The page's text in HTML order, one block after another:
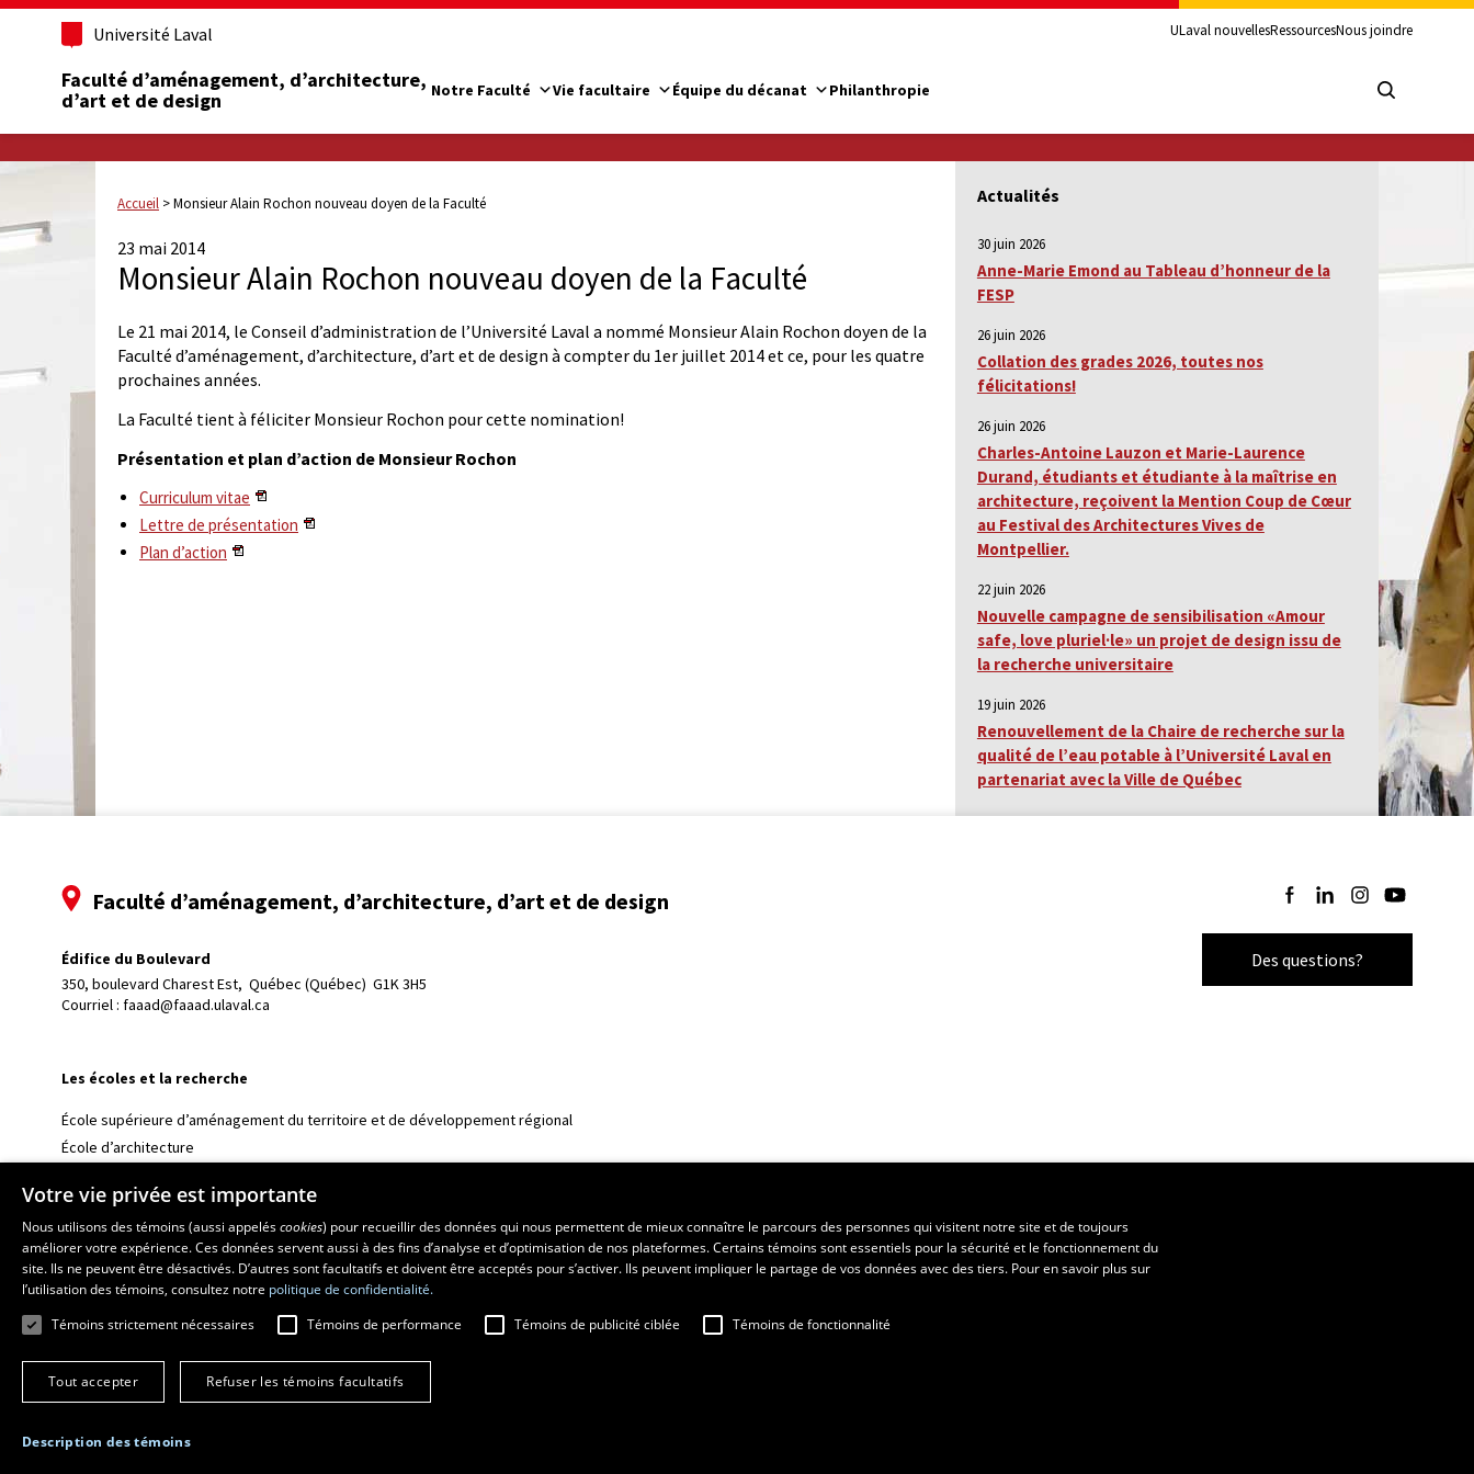
Université Laval ULaval nouvellesRessourcesNous joindre
Faculté d’aménagement, d’architecture,
d’art et de design
Notre Faculté Vie facultaire Équipe du décanat Philanthropie
Accueil >Monsieur Alain Rochon nouveau doyen de la Faculté
23 mai 2014
Monsieur Alain Rochon nouveau doyen de la Faculté
Le 21 mai 2014, le Conseil d’administration de l’Université Laval a nommé Monsieur Alain Rochon doyen de la
Faculté d’aménagement, d’architecture, d’art et de design à compter du 1er juillet 2014 et ce, pour les quatre
prochaines années.
La Faculté tient à féliciter Monsieur Rochon pour cette nomination!
Présentation et plan d’action de Monsieur Rochon
Curriculum vitae
Lettre de présentation
Plan d’action
Actualités
30 juin 2026
Anne-Marie Emond au Tableau d’honneur de la
FESP
26 juin 2026
Collation des grades 2026, toutes nos
félicitations!
26 juin 2026
Charles-Antoine Lauzon et Marie-Laurence
Durand, étudiants et étudiante à la maîtrise en
architecture, reçoivent la Mention Coup de Cœur
au Festival des Architectures Vives de
Montpellier.
22 juin 2026
Nouvelle campagne de sensibilisation «Amour
safe, love pluriel·le» un projet de design issu de
la recherche universitaire
19 juin 2026
Renouvellement de la Chaire de recherche sur la
qualité de l’eau potable à l’Université Laval en
partenariat avec la Ville de Québec
Faculté d’aménagement, d’architecture, d’art et de design
Édifice du Boulevard
350, boulevard Charest Est, Québec (Québec)  G1K 3H5
Courriel : faaad@faaad.ulaval.ca
Suivez-nous sur Facebook
Suivez-nous sur
Suivez-nous sur
Suivez-nous
Des questions?
Les écoles et la recherche
École supérieure d’aménagement du territoire et de développement régional
École d’architecture
École de design
Centre de recherche en aménagement et développement
© 2026 Université Laval
Votre vie privée est importante
Nous utilisons des témoins (aussi appeléscookies) pour recueillir des données qui nous permettent de mieux connaître le parcours des personnes qui visitent notre site et de toujours
améliorer votre expérience. Ces données servent aussi à des fins d’analyse et d’optimisation de nos plateformes. Certains témoins sont essentiels pour la sécurité et le fonctionnement du
site. Ils ne peuvent être désactivés. D’autres sont facultatifs et doivent être acceptés pour s’activer. Ils peuvent impliquer le partage de vos données avec des tiers. Pour en savoir plus sur
l’utilisation des témoins, consultez notre politique de confidentialité.
Témoins strictement nécessaires
Témoins de performance Témoins de publicité ciblée Témoins de fonctionnalité
Tout accepter Refuser les témoins facultatifs
Description des témoins